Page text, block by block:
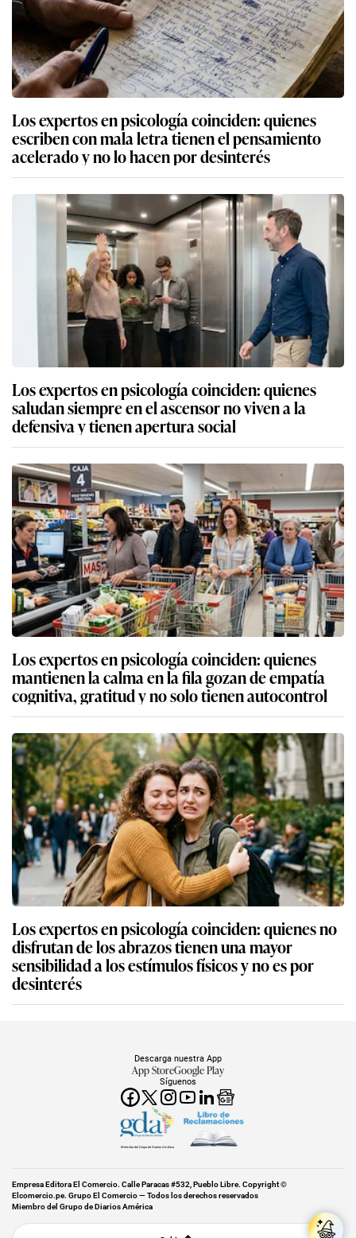
Los expertos en psicología coinciden: quienes
escriben con mala letra tienen el pensamiento
acelerado y no lo hacen por desinterés
Los expertos en psicología coinciden: quienes
saludan siempre en el ascensor no viven a la
defensiva y tienen apertura social
Los expertos en psicología coinciden: quienes
mantienen la calma en la fila gozan de empatía
cognitiva, gratitud y no solo tienen autocontrol
Los expertos en psicología coinciden: quienes no
disfrutan de los abrazos tienen una mayor
sensibilidad a los estímulos físicos y no es por
desinterés
Síguenos
Descarga nuestra App
App StoreGoogle Play
Miembro del Grupo de Diarios América
Empresa Editora El Comercio. Calle Paracas #532, Pueblo Libre. Copyright ©
Elcomercio.pe. Grupo El Comercio — Todos los derechos reservados
Miembro del Grupo de Diarios América